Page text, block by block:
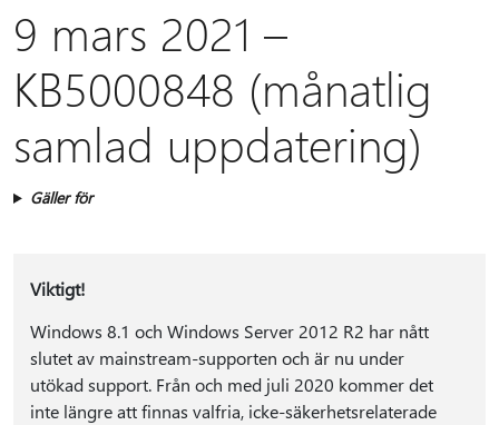
9 mars 2021 –
KB5000848 (månatlig
samlad uppdatering)
Gäller för
Viktigt!
Windows 8.1 och Windows Server 2012 R2 har nått
slutet av mainstream-supporten och är nu under
utökad support. Från och med juli 2020 kommer det
inte längre att finnas valfria, icke-säkerhetsrelaterade